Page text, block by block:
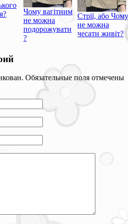
Чому вагітним
не можна
подорожувати
?
Стрії, або Чому
не можна
чесати живіт?
Обязательные поля отмечены